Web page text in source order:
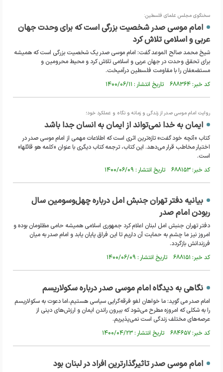
سخنگوی مجلس علمای فلسطین:
امام موسی صدر شخصیت بزرگی است که برای وحدت جهان
عربی و اسلامی تلاش کرد
شیخ محمد صالح الموعد گفت: امام موسی صدر یک شخصیت بزرگی است که همیشه
برای تحقق وحدت در جهان عربی و اسلامی تلاش کرد و محیط محرومین و
مستضعفان را با مقاومت فلسطین درآمیخت.
کد خبر: ۶۸۸۳۶۴ تاریخ انتشار : ۱۴۰۰/۰۶/۱۱
روایت امام موسی صدر از زندگی و زمانه و نگاه و عملکرد خود؛
ایمان به خدا نمی‌تواند از ایمان به انسان جدا باشد
کتاب «آنچه خود گفت» تازه‌ترین اثری است که اطلاعات مهمی از امام موسی صدر در
اختیار مخاطب قرار می‌دهد. این کتاب، ترجمه کتاب دیگری با عنوان «کلمه هو قائلها»
است.
کد خبر: ۶۸۸۱۵۳ تاریخ انتشار : ۱۴۰۰/۰۶/۰۹
بیانیه دفتر تهران جنبش امل درباره چهل‌وسومین سال
ربودن امام صدر
دفتر تهران جنبش امل لبنان اعلام کرد جمهوری اسلامی همیشه حامی مظلومان بوده و
امروز نیز ما چشم به حمایت آن داریم تا این فراق پایان یابد و امام صدر به میان
فرزندانش بازگردد.
کد خبر: ۶۸۸۱۵۱ تاریخ انتشار : ۱۴۰۰/۰۶/۰۹
نگاهی به دیدگاه امام موسی صدر درباره سکولاریسم
امام صدر می گوید: ما خواهان لغو فرقه‌گرایی سیاسی هستیم،اما دعوت به سکولاریسم
را به شکلی که امروزه مطرح می‌شود که بیرون راندن ایمان و ارزش‌های دینی از
عرصه‌های مختلف زندگی است نمی‌پذیریم.
کد خبر: ۶۸۴۶۵۷ تاریخ انتشار : ۱۴۰۰/۰۴/۲۳
امام موسی صدر تاثیرگذارترین افراد در لبنان بود